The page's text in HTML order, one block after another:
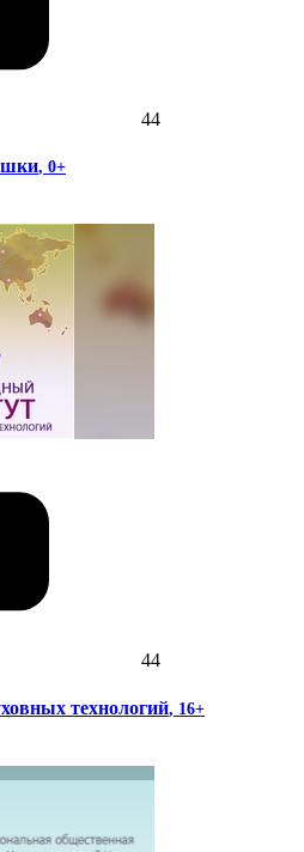
44
, 0+
44
технологий, 16+